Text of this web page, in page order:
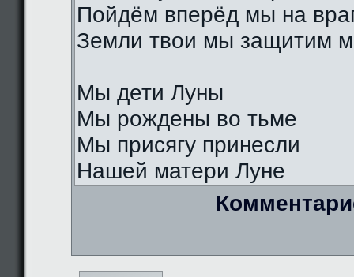
Пойдём вперёд мы на
Земли твои мы защитим
Мы дети Луны
Мы рождены во тьме
Мы присягу принесли
Нашей матери Луне